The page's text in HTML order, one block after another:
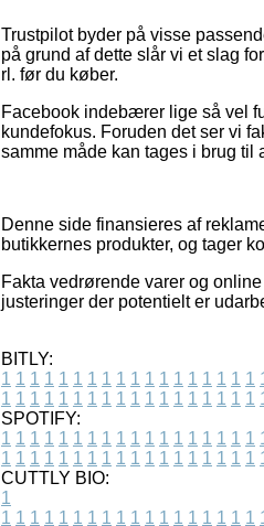
Trustpilot byder på visse
på grund af dette slår vi et slag
rl. før du køber.
Facebook indebærer lige så vel
kundefokus. Foruden det ser vi
samme måde kan tages i brug til
Denne side finansieres af
butikkernes produkter, og tager
Fakta vedrørende varer og
justeringer der potentielt er
BITLY:
1 1 1 1 1 1 1 1 1 1 1 1 1 1 1 1 1 1
1 1 1 1 1 1 1 1 1 1 1 1 1 1 1 1 1 1
SPOTIFY:
1 1 1 1 1 1 1 1 1 1 1 1 1 1 1 1 1 1
1 1 1 1 1 1 1 1 1 1 1 1 1 1 1 1 1 1
CUTTLY BIO:
1
1 1 1 1 1 1 1 1 1 1 1 1 1 1 1 1 1 1